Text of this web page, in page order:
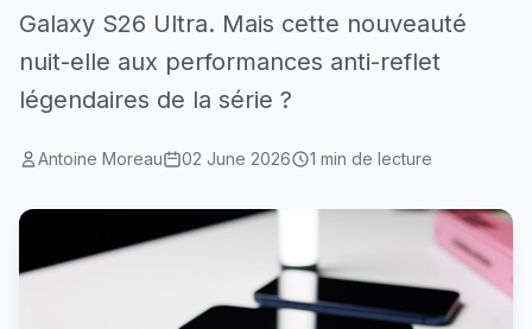
Galaxy S26 Ultra. Mais cette nouveauté
nuit-elle aux performances anti-reflet
légendaires de la série ?
Antoine Moreau 02 June 2026 1 min de lecture